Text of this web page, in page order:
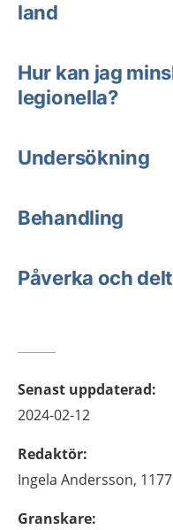
land
Hur kan jag
legionella?
Undersökning
Behandling
Påverka och
Senast uppdaterad:
2024-02-12
Redaktör:
Ingela Andersson,
Granskare: